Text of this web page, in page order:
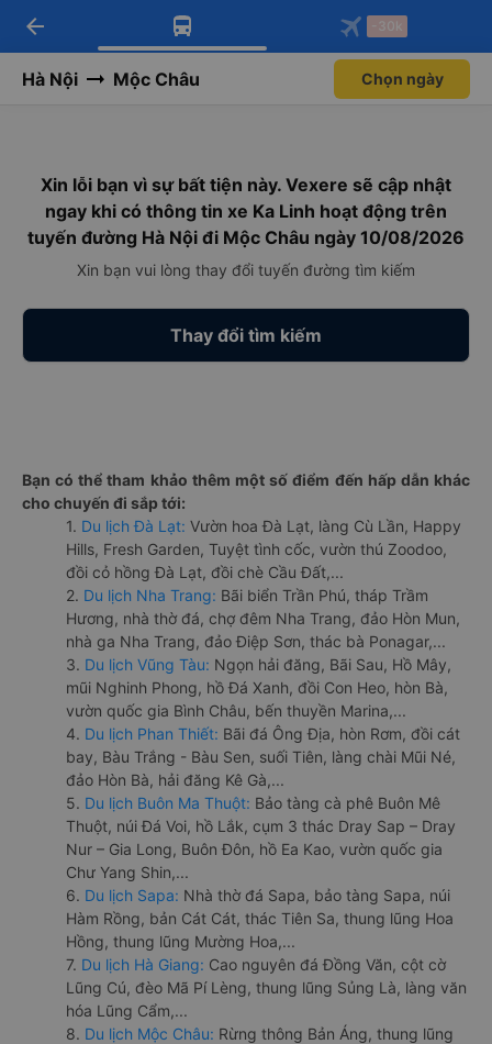
Tải app Vexere ngay!
Nhận ưu đãi thành viên độc
Mở app
Tải app Vexere
-30k/ghế khi đặt vé máy bay qua
Mở app
arrow_back -30k
Hà Nội Mộc Châu Chọn ngày
Xin lỗi bạn vì sự bất tiện này. Vexere sẽ cập nhật
ngay khi có thông tin xe Ka Linh hoạt động trên
tuyến đường Hà Nội đi Mộc Châu ngày 10/08/2026
Xin bạn vui lòng thay đổi tuyến đường tìm kiếm
Thay đổi tìm kiếm
Bạn có thể tham khảo thêm một số điểm đến hấp dẫn khác
cho chuyến đi sắp tới:
1. Du lịch Đà Lạt: Vườn hoa Đà Lạt, làng Cù Lần, Happy
Hills, Fresh Garden, Tuyệt tình cốc, vườn thú Zoodoo,
đồi cỏ hồng Đà Lạt, đồi chè Cầu Đất,...
2. Du lịch Nha Trang: Bãi biển Trần Phú, tháp Trầm
Hương, nhà thờ đá, chợ đêm Nha Trang, đảo Hòn Mun,
nhà ga Nha Trang, đảo Điệp Sơn, thác bà Ponagar,...
3. Du lịch Vũng Tàu: Ngọn hải đăng, Bãi Sau, Hồ Mây,
mũi Nghinh Phong, hồ Đá Xanh, đồi Con Heo, hòn Bà,
vườn quốc gia Bình Châu, bến thuyền Marina,...
4. Du lịch Phan Thiết: Bãi đá Ông Địa, hòn Rơm, đồi cát
bay, Bàu Trắng - Bàu Sen, suối Tiên, làng chài Mũi Né,
đảo Hòn Bà, hải đăng Kê Gà,...
5. Du lịch Buôn Ma Thuột: Bảo tàng cà phê Buôn Mê
Thuột, núi Đá Voi, hồ Lắk, cụm 3 thác Dray Sap – Dray
Nur – Gia Long, Buôn Đôn, hồ Ea Kao, vườn quốc gia
Chư Yang Shin,...
6. Du lịch Sapa: Nhà thờ đá Sapa, bảo tàng Sapa, núi
Hàm Rồng, bản Cát Cát, thác Tiên Sa, thung lũng Hoa
Hồng, thung lũng Mường Hoa,...
7. Du lịch Hà Giang: Cao nguyên đá Đồng Văn, cột cờ
Lũng Cú, đèo Mã Pí Lèng, thung lũng Sủng Là, làng văn
hóa Lũng Cẩm,...
8. Du lịch Mộc Châu: Rừng thông Bản Áng, thung lũng